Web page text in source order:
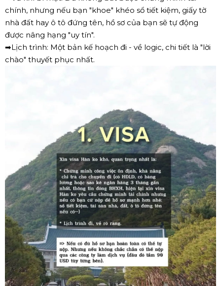
chính, nhưng nếu bạn "khoe" khéo sổ tiết kiệm, giấy tờ
nhà đất hay ô tô đứng tên, hồ sơ của bạn sẽ tự động
được nâng hạng "uy tín".
➡Lịch trình: Một bản kế hoạch đi - về logic, chi tiết là "lời
chào" thuyết phục nhất.